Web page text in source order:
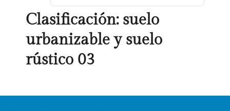
Clasificación: suelo
urbanizable y suelo
rústico 03